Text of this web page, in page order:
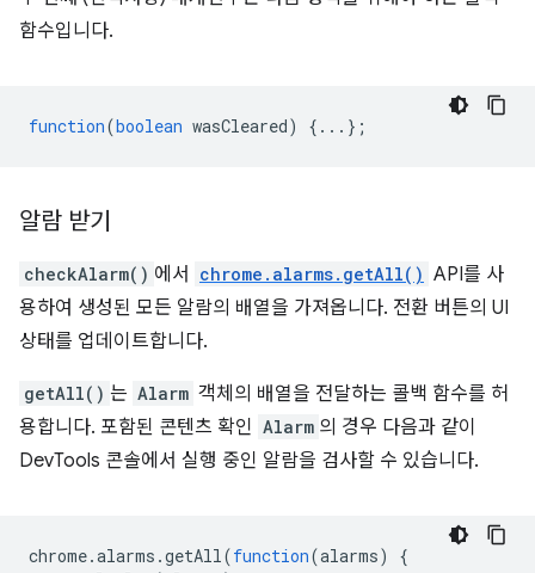
함수입니다.
function(boolean wasCleared) {...};
알람 받기
checkAlarm() 에서 chrome.alarms.getAll() API를 사
용하여 생성된 모든 알람의 배열을 가져옵니다. 전환 버튼의 UI
상태를 업데이트합니다.
getAll() 는 Alarm 객체의 배열을 전달하는 콜백 함수를 허
용합니다. 포함된 콘텐츠 확인 Alarm 의 경우 다음과 같이
DevTools 콘솔에서 실행 중인 알람을 검사할 수 있습니다.
chrome.alarms .getAll (function(alarms)
{